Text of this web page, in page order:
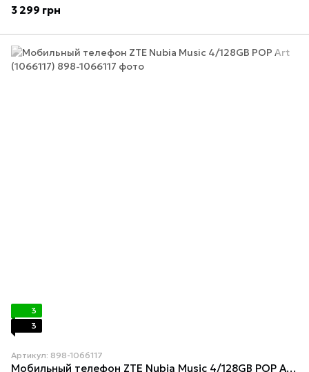
3 299 грн
3
3
Артикул: 898-1066117
Мобильный телефон ZTE Nubia Music 4/128GB POP Art (1066117)